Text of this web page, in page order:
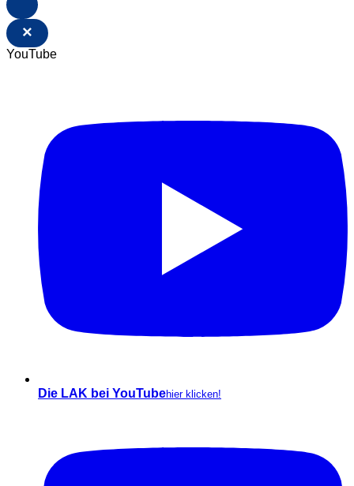
×
YouTube
Die LAK bei YouTubehier klicken!